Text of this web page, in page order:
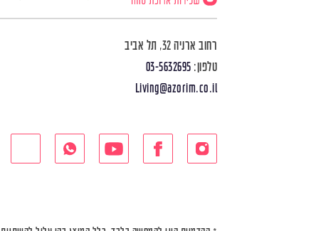
רחוב ארניה 32, תל אביב
טלפון: 03-5632695
Living@azorim.co.il